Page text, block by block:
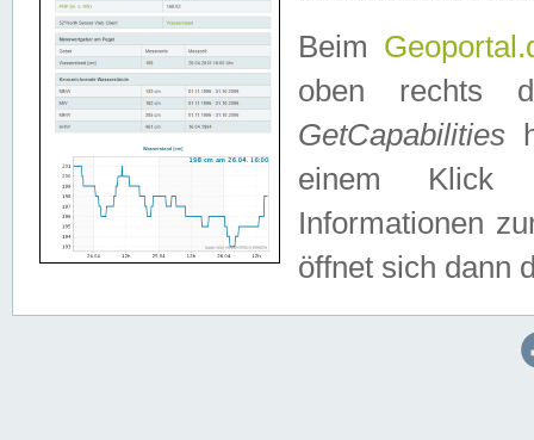
Beim
oben rechts
GetCapabilities
einem Klick
Informationen
öffnet sich dann